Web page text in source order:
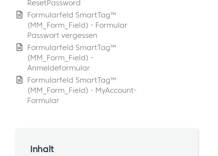
ResetPassword
Formularfeld SmartTag™
(MM_Form_Field) - Formular
Passwort vergessen
Formularfeld SmartTag™
(MM_Form_Field) -
Anmeldeformular
Formularfeld SmartTag™
(MM_Form_Field) - MyAccount-
Formular
Inhalt